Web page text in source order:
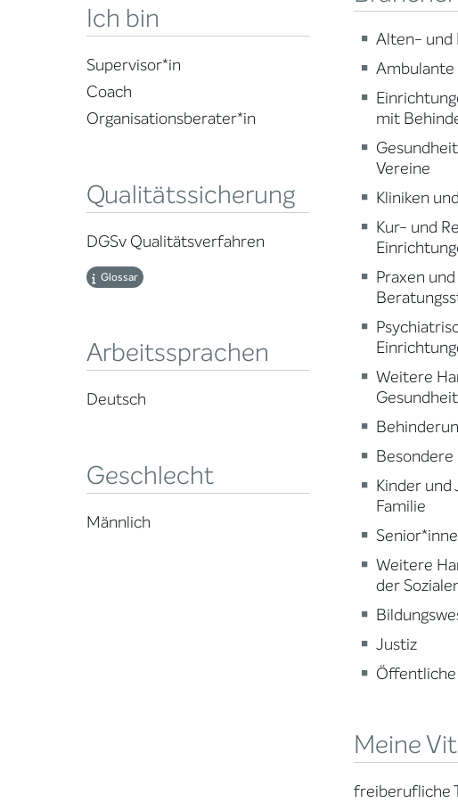
Ich bin
Supervisor*in
Coach
Organisationsberater*in
Qualitätssicherung
DGSv Qualitätsverfahren
Glossar
Arbeitssprachen
Deutsch
Geschlecht
Männlich
Alten- und
mit
Vereine
Kliniken
Kur- und
Praxen und
Weitere
Besondere
Kinder und
Familie
Weitere
der
Justiz
Meine
freiberufliche